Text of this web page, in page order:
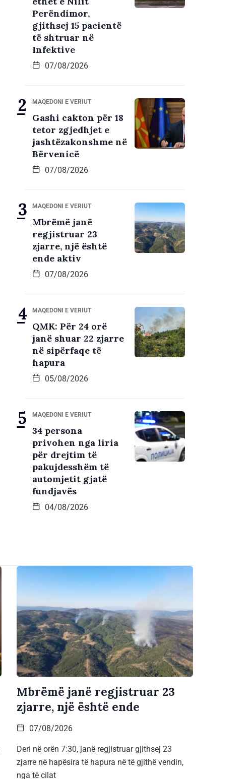
Perëndimor,
gjithsej 15 pacientë
të shtruar në
Infektive
07/08/2026
MAQEDONI E VERIUT
Gashi cakton për 18
tetor zgjedhjet e
jashtëzakonshme në
Bërvenicë
07/08/2026
MAQEDONI E VERIUT
Mbrëmë janë
regjistruar 23
zjarre, një është
ende aktiv
07/08/2026
MAQEDONI E VERIUT
QMK: Për 24 orë
janë shuar 22 zjarre
në sipërfaqe të
hapura
05/08/2026
MAQEDONI E VERIUT
34 persona
privohen nga liria
për drejtim të
pakujdesshëm të
automjetit gjatë
fundjavës
04/08/2026
Mbrëmë janë regjistruar 23
zjarre, një është ende
07/08/2026
Deri në orën 7:30, janë regjistruar gjithsej 23
zjarre në hapësira të hapura në të gjithë vendin,
nga të cilat